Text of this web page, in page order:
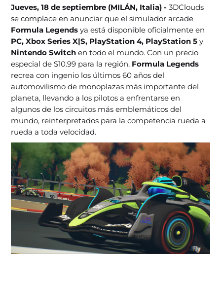
Jueves, 18 de septiembre (MILÁN, Italia) -3DClouds
se complace en anunciar que el simulador arcade
Formula Legendsya está disponible oficialmente en
PC, Xbox Series X|S, PlayStation 4, PlayStation 5y
Nintendo Switch en todo el mundo. Con un precio
especial de $10.99 para la región, Formula Legends
recrea con ingenio los últimos 60 años del
automovilismo de monoplazas más importante del
planeta, llevando a los pilotos a enfrentarse en
algunos de los circuitos más emblemáticos del
mundo, reinterpretados para la competencia rueda a
rueda a toda velocidad.